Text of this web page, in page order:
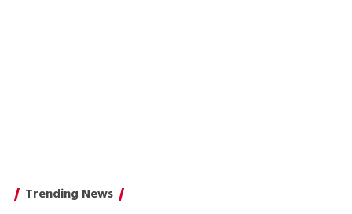
Trending News